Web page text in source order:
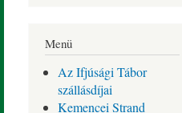
Menü
Az Ifjúsági Tábor
szállásdíjai
Kemencei Strand